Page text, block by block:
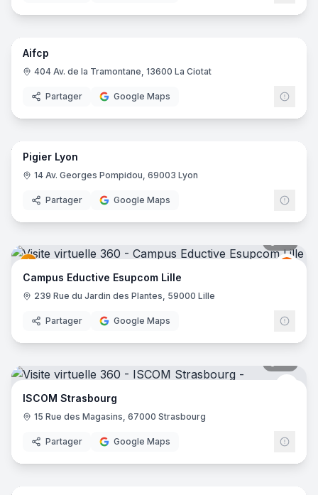
22
Aifcp
404 Av. de la Tramontane, 13600 La Ciotat
Partager Google Maps
69
Pigier Lyon
14 Av. Georges Pompidou, 69003 Lyon
Partager Google Maps
Campus Eductive Esupcom Lille
239 Rue du Jardin des Plantes, 59000 Lille
Partager Google Maps
ISCOM Strasbourg
15 Rue des Magasins, 67000 Strasbourg
Partager Google Maps
45